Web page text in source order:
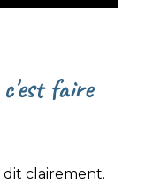
faire
dit clairement.